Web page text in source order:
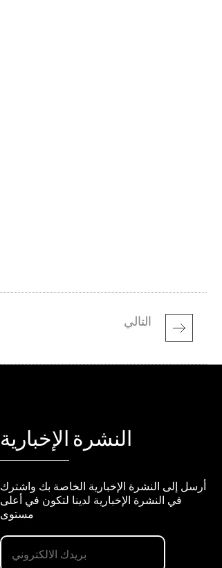
التالي
النشرة الإخبارية
أرسل إلى النشرة الإخبارية الخاصة بك واشترك
في النشرة الإخبارية لدينا لتكون في أعلى
مستوى